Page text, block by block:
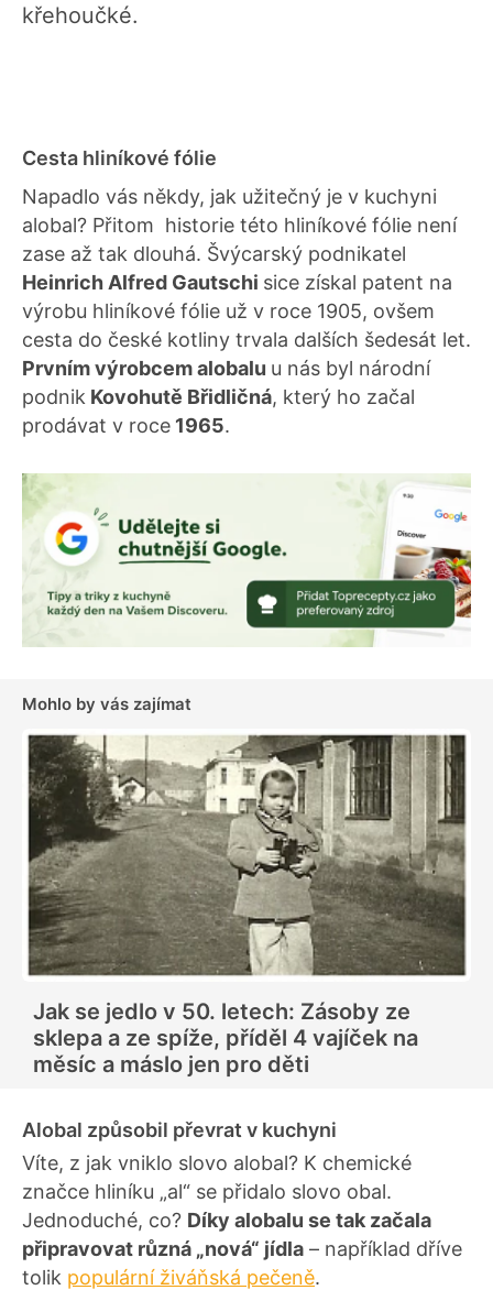
křehoučké.
Cesta hliníkové fólie
Napadlo vás někdy, jak užitečný je v kuchyni
alobal? Přitom historie této hliníkové fólie není
zase až tak dlouhá. Švýcarský podnikatel
Heinrich Alfred Gautschi sice získal patent na
výrobu hliníkové fólie už v roce 1905, ovšem
cesta do české kotliny trvala dalších šedesát let.
Prvním výrobcem alobalu u nás byl národní
podnik Kovohutě Břidličná, který ho začal
prodávat v roce 1965.
Mohlo by vás zajímat
Jak se jedlo v 50. letech: Zásoby ze
sklepa a ze spíže, příděl 4 vajíček na
měsíc a máslo jen pro děti
Alobal způsobil převrat v kuchyni
Víte, z jak vniklo slovo alobal? K chemické
značce hliníku „al“ se přidalo slovo obal.
Jednoduché, co? Díky alobalu se tak začala
připravovat různá „nová“ jídla – například dříve
tolik populární živáňská pečeně.